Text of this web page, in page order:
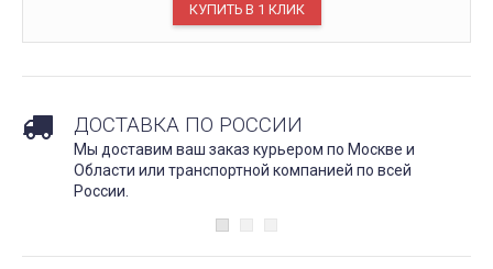
ДОСТАВКА ПО РОССИИ
Мы доставим ваш заказ курьером по Москве и
Области или транспортной компанией по всей
России.